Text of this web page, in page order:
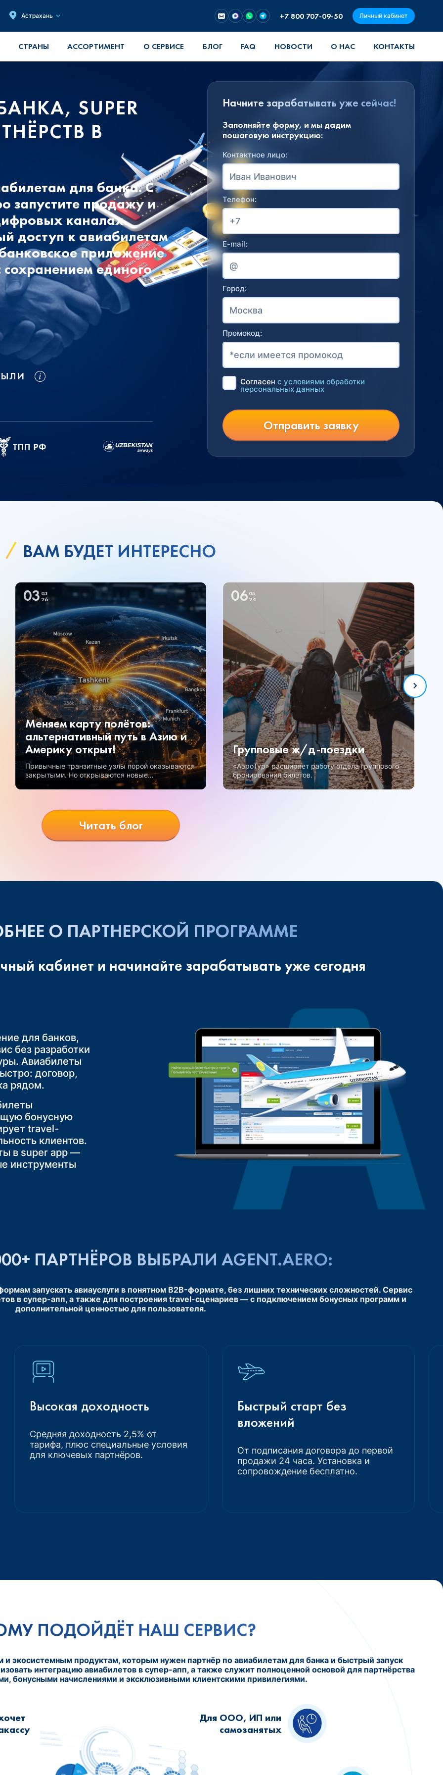
Астрахань +7 800 707-09-50 Личный кабинет
СТРАНЫ АССОРТИМЕНТ О СЕРВИСЕ БЛОГ FAQ НОВОСТИ О НАС КОНТАКТЫ
SUPER
В
для банка. С
запустите продажу и
каналах.
доступ к авиабилетам
приложение
сохранением единого
Начните зарабатывать уже сейчас!
Заполняйте форму, и мы дадим
пошаговую инструкцию:
Контактное лицо:
Телефон:
E-mail:
Город:
Промокод:
Согласен с условиями обработки
персональных данных
Отправить заявку
ВАМ БУДЕТ ИНТЕРЕСНО
03 03
26
Меняем карту полётов:
альтернативный путь в Азию и
Америку открыт!
Привычные транзитные узлы порой оказываются
закрытыми. Но открываются новые
возможности, и одна из самых перспективных —
полеты через Узбекистан.
0605
24
Групповые ж/д-поездки
«АэроТур» расширяет работу отдела группового
бронирования билетов.
Читать блог
О ПАРТНЕРСКОЙ ПРОГРАММЕ
кабинет и начинайте зарабатывать уже сегодня
для банков,
без разработки
Авиабилеты
договор,
рядом.
бонусную
travel-
клиентов.
в super app —
инструменты
трансфер —
до курорта
влияет
шанс повторного
проще,
места
России,
через кабинет
«Самолёт +
вариант, агенту
лишних
ПАРТНЁРОВ ВЫБРАЛИ AGENT.AERO:
запускать авиауслуги в понятном B2B-формате, без лишних технических сложностей. Сервис
в супер-апп, а также для построения travel-сценариев — с подключением бонусных программ и
дополнительной ценностью для пользователя.
Высокая доходность
Средняя доходность 2,5% от
тарифа, плюс специальные условия
для ключевых партнёров.
Быстрый старт без
вложений
От подписания договора до первой
продажи 24 часа. Установка и
сопровождение бесплатно.
ПОДОЙДЁТ НАШ СЕРВИС?
экосистемным продуктам, которым нужен партнёр по авиабилетам для банка и быстрый запуск
интеграцию авиабилетов в супер-апп, а также служит полноценной основой для партнёрства
бонусными начислениями и эксклюзивными клиентскими привилегиями.
Для ООО, ИП или
самозанятых